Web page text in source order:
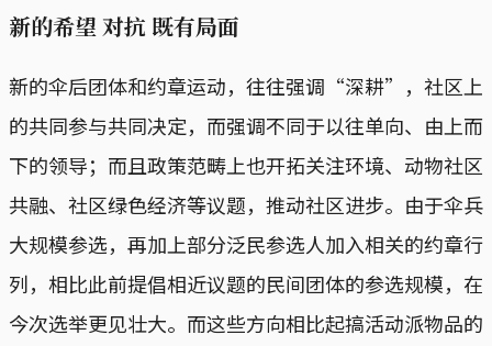
新的希望 对抗 既有局面
新的伞后团体和约章运动，往往强调“深耕”，社区上
的共同参与共同决定，而强调不同于以往单向、由上而
下的领导；而且政策范畴上也开拓关注环境、动物社区
共融、社区绿色经济等议题，推动社区进步。由于伞兵
大规模参选，再加上部分泛民参选人加入相关的约章行
列，相比此前提倡相近议题的民间团体的参选规模，在
今次选举更见壮大。而这些方向相比起搞活动派物品的